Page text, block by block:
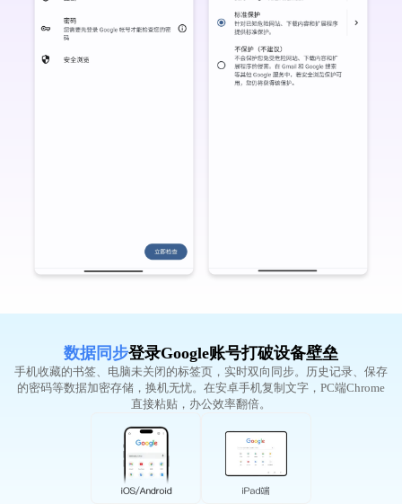
数据同步登录Google账号打破设备壁垒
手机收藏的书签、电脑未关闭的标签页，实时双向同步。历史记录、保存
的密码等数据加密存储，换机无忧。在安卓手机复制文字，PC端Chrome
直接粘贴，办公效率翻倍。